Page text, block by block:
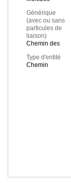
Générique
(avec ou sans
particules de
liaison)
Chemin des
Type d'entité
Chemin